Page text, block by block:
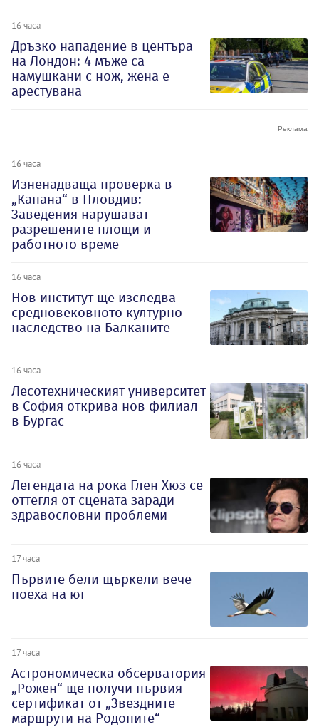
16 часа
Дръзко нападение в центъра
на Лондон: 4 мъже са
намушкани с нож, жена е
арестувана
16 часа
Изненадваща проверка в
„Капана“ в Пловдив:
Заведения нарушават
разрешените площи и
работното време
16 часа
Нов институт ще изследва
средновековното културно
наследство на Балканите
16 часа
Лесотехническият университет
в София открива нов филиал
в Бургас
16 часа
Легендата на рока Глен Хюз се
оттегля от сцената заради
здравословни проблеми
17 часа
Първите бели щъркели вече
поеха на юг
17 часа
Астрономическа обсерватория
„Рожен“ ще получи първия
сертификат от „Звездните
маршрути на Родопите“